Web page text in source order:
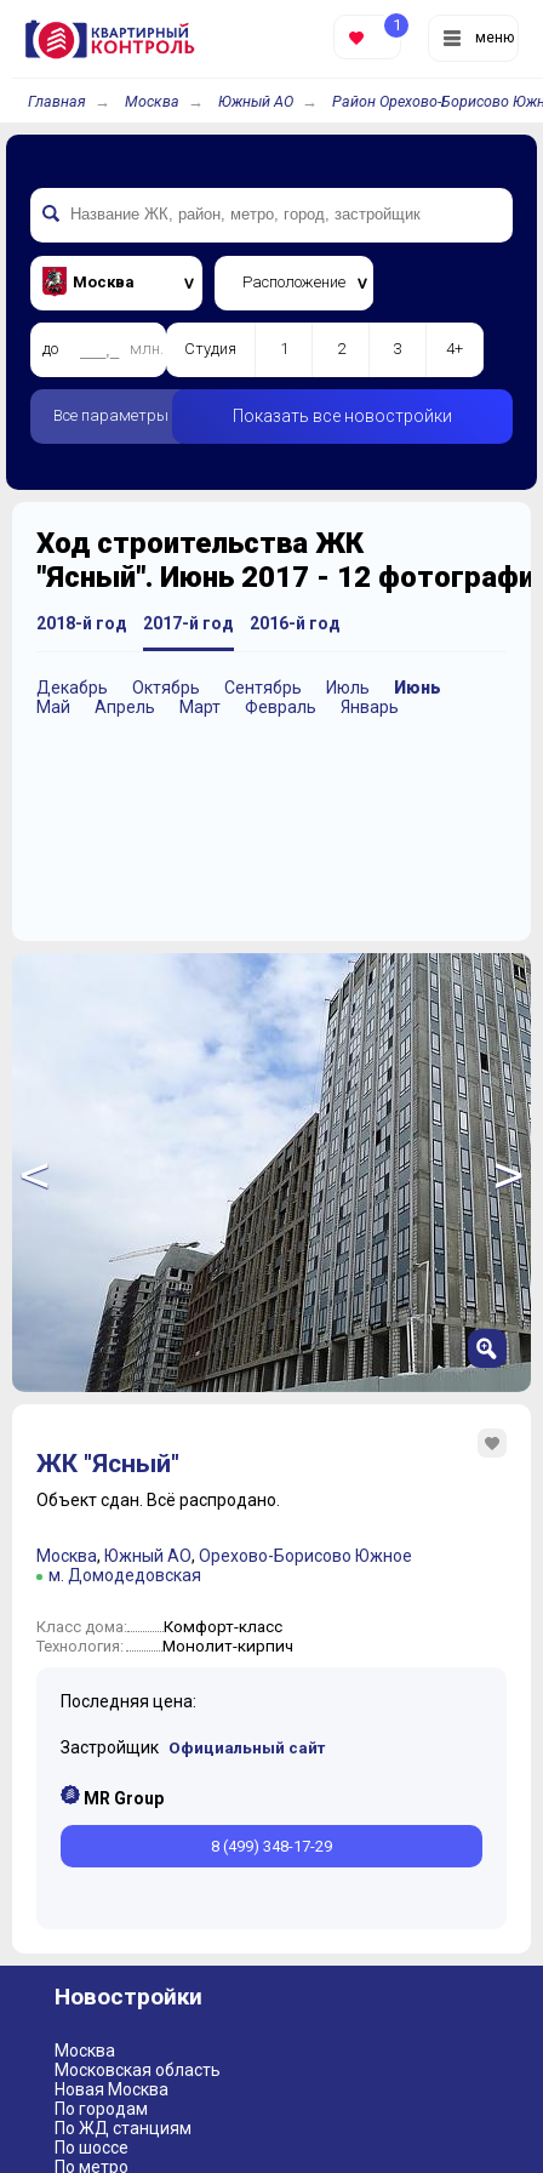
меню
1
Главная Москва Южный АО Район Орехово-Борисово
Москва Расположение
до млн. Студия 1 2 3 4+
Все параметры Показать все новостройки
Ход строительства ЖК
"Ясный". Июнь 2017 - 12
2018-й год 2017-й год
Декабрь Октябрь Сентябрь Июль
Июнь
Май
Апрель Март Февраль Январь
2016-й год
< >
3
4
6
7
9
10
12
ЖК "Ясный"
Объект сдан. Всё распродано.
Москва, Южный АО, Орехово-Борисово Южное
м. Домодедовская
Класс дома: Комфорт-класс
Технология: Монолит-кирпич
Последняя цена:
Застройщик Официальный сайт
MR Group
8 (499) 348-17-29
Новостройки
Москва
Московская область
Новая Москва
По городам
По ЖД станциям
По шоссе
По метро